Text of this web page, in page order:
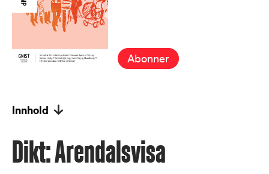
Abonner
Innhold
Dikt: Arendalsvisa